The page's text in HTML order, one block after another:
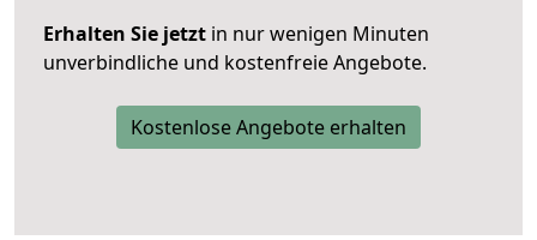
Erhalten Sie jetzt in nur wenigen Minuten
unverbindliche und kostenfreie Angebote.
Kostenlose Angebote erhalten